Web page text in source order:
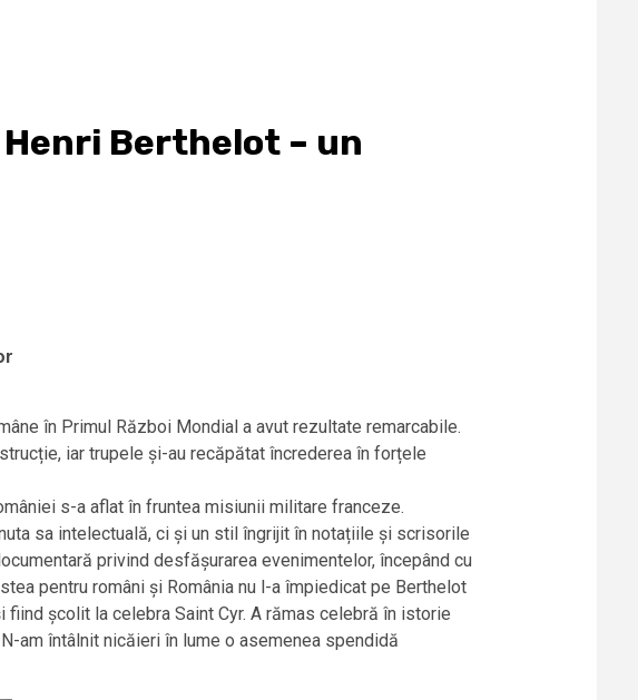
Berthelot – un
în Primul Război Mondial a avut rezultate remarcabile.
iar trupele și-au recăpătat încrederea în forțele
s-a aflat în fruntea misiunii militare franceze.
sa intelectuală, ci și un stil îngrijit în notațiile și scrisorile
privind desfășurarea evenimentelor, începând cu
pentru români și România nu l-a împiedicat pe Berthelot
școlit la celebra Saint Cyr. A rămas celebră în istorie
am întâlnit nicăieri în lume o asemenea spendidă